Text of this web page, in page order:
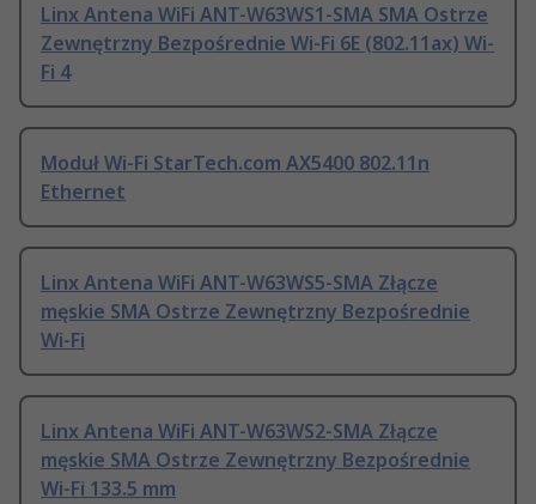
Linx Antena WiFi ANT-W63WS1-SMA SMA Ostrze
Zewnętrzny Bezpośrednie Wi-Fi 6E (802.11ax) Wi-
Fi 4
Moduł Wi-Fi StarTech.com AX5400 802.11n
Ethernet
Linx Antena WiFi ANT-W63WS5-SMA Złącze
męskie SMA Ostrze Zewnętrzny Bezpośrednie
Wi-Fi
Linx Antena WiFi ANT-W63WS2-SMA Złącze
męskie SMA Ostrze Zewnętrzny Bezpośrednie
Wi-Fi 133.5 mm